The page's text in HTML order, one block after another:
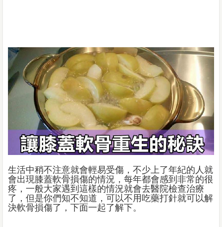
生活中稍不注意就會輕易受傷，不少上了年紀的人就
會出現膝蓋軟骨損傷的情況，每年都會感到非常的很
疼，一般大家遇到這樣的情況就會去醫院檢查治療
了，但是你們知不知道，可以不用吃藥打針就可以解
決軟骨損傷了，下面一起了解下。